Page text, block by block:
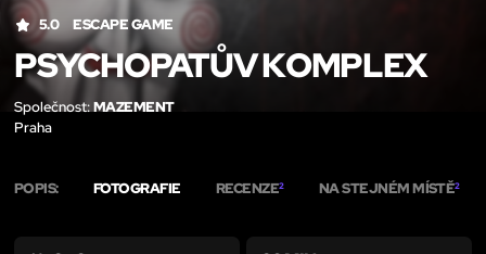
5.0 ESCAPE GAME
PSYCHOPATŮV KOMPLEX
Společnost:MAZEMENT
Praha
POPIS: FOTOGRAFIE RECENZE2 NA STEJNÉM MÍSTĚ2